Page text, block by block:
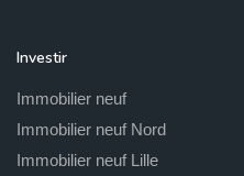
Investir
Immobilier neuf
Immobilier neuf Nord
Immobilier neuf Lille